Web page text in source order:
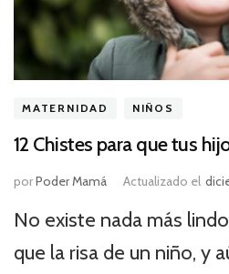
MATERNIDAD NIÑOS
12 Chistes para que tus
porPoder Mamá Actualizado el
No existe nada más
que la risa de un niño, y